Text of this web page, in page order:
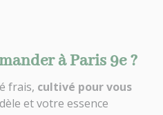
à Paris 9e ?
frais, cultivé pour vous
et votre essence